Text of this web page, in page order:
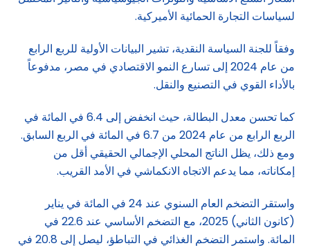
لسياسات التجارة الحمائية الأميركية.
وفقاً للجنة السياسة النقدية، تشير البيانات الأولية للربع الرابع
من عام 2024 إلى تسارع النمو الاقتصادي في مصر، مدفوعاً
بالأداء القوي في التصنيع والنقل.
كما تحسن معدل البطالة، حيث انخفض إلى 6.4 في المائة في
الربع الرابع من عام 2024 من 6.7 في المائة في الربع السابق.
ومع ذلك، يظل الناتج المحلي الإجمالي الحقيقي أقل من
إمكاناته، مما يدعم الاتجاه الانكماشي في الأمد القريب.
واستقر التضخم العام السنوي عند 24 في المائة في يناير
(كانون الثاني) 2025، مع التضخم الأساسي عند 22.6 في
المائة. واستمر التضخم الغذائي في التباطؤ، ليصل إلى 20.8 في